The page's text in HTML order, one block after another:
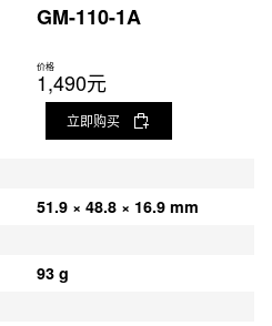
GM-110-1A
价格
1,490元
立即购买
51.9 × 48.8 × 16.9 mm
93 g